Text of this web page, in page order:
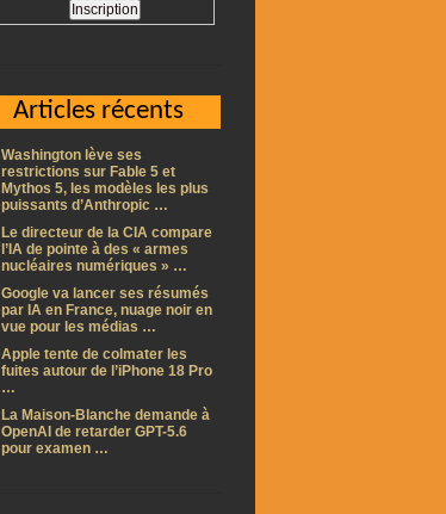
Articles récents
Washington lève ses
restrictions sur Fable 5 et
Mythos 5, les modèles les plus
puissants d’Anthropic …
Le directeur de la CIA compare
l’IA de pointe à des « armes
nucléaires numériques » …
Google va lancer ses résumés
par IA en France, nuage noir en
vue pour les médias …
Apple tente de colmater les
fuites autour de l’iPhone 18 Pro
…
La Maison-Blanche demande à
OpenAI de retarder GPT-5.6
pour examen …